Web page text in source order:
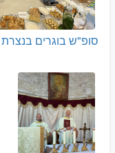
סופ"ש בוגרים בנצרת